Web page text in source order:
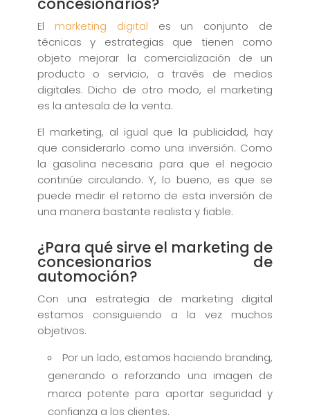
El marketing digital es un conjunto de
técnicas y estrategias que tienen como
objeto mejorar la comercialización de un
producto o servicio, a través de medios
digitales. Dicho de otro modo, el marketing
es la antesala de la venta.
El marketing, al igual que la publicidad, hay
que considerarlo como una inversión. Como
la gasolina necesaria para que el negocio
continúe circulando. Y, lo bueno, es que se
puede medir el retorno de esta inversión de
una manera bastante realista y fiable.
¿Para qué sirve el marketing de
concesionarios de
automoción?
Con una estrategia de marketing digital
estamos consiguiendo a la vez muchos
objetivos.
Por un lado, estamos haciendo branding,
generando o reforzando una imagen de
marca potente para aportar seguridad y
confianza a los clientes.